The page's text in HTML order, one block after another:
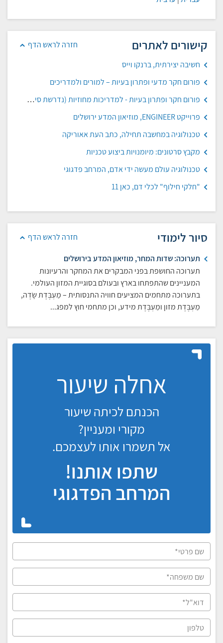
חזרה לראש הדף קישורים לאתרים
חשיבה יצירתית, ברנקו וייס
פורום חקר מדעי ופתרון בעיות – למורים ולמדריכים
פורום חקר ופתרון בעיות - למדריכות מחוזיות (נדרשת סיסמה)
פרוייקט ENGINEER, מוזיאון המדע ירושלים
טכנולוגיה במחשבה תחילה, כתב העת אאוריקה
מקבץ סרטונים: מיומנויות ביצוע טכניות
טכנולוגיה עולם מעשה ידי אדם, המרחב פדגוגי
"חלקי חילוף" לכלי דם, כאן 11
חזרה לראש הדף סיור לימודי
תערוכה: שדות המחר, מוזיאון המדע בירושלים
תערוכה החושפת בפני המבקרים את המחקר והרעיונות
המעניינים שהתפתחו בארץ ובעולם בסוגיית המזון העולמי.
בתערוכה מתחמים המציעים חוויה התנסותית – מַעְבֶּדֶת שָׂדֶה,
מַעְבֶּדֶת מזון ומַעְבֶּדֶת מידע, וכן מתחמי חוץ למפג...
אחלה שיעור
הכנתם לכיתה שיעור
מקורי ומעניין?
אל תשמרו אותו לעצמכם.
שתפו אותנו!
המרחב הפדגוגי